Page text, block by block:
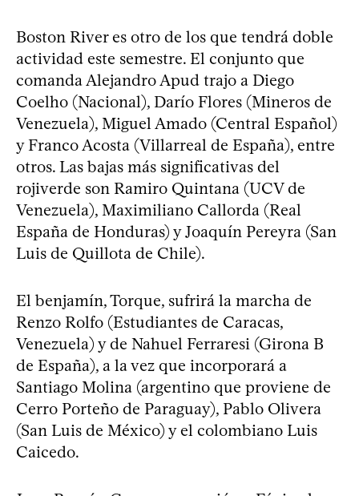
Boston River es otro de los que tendrá doble
actividad este semestre. El conjunto que
comanda Alejandro Apud trajo a Diego
Coelho (Nacional), Darío Flores (Mineros de
Venezuela), Miguel Amado (Central Español)
y Franco Acosta (Villarreal de España), entre
otros. Las bajas más significativas del
rojiverde son Ramiro Quintana (UCV de
Venezuela), Maximiliano Callorda (Real
España de Honduras) y Joaquín Pereyra (San
Luis de Quillota de Chile).
El benjamín, Torque, sufrirá la marcha de
Renzo Rolfo (Estudiantes de Caracas,
Venezuela) y de Nahuel Ferraresi (Girona B
de España), a la vez que incorporará a
Santiago Molina (argentino que proviene de
Cerro Porteño de Paraguay), Pablo Olivera
(San Luis de México) y el colombiano Luis
Caicedo.